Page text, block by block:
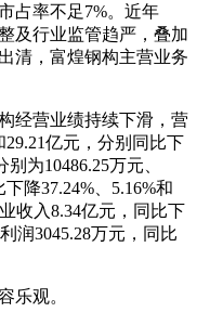
占率不足7%。近年
及行业监管趋严，叠加
清，富煌钢构主营业务
营业绩持续下滑，营
29.21亿元，分别同比下
为10486.25万元、
降37.24%、5.16%和
收入8.34亿元，同比下
润3045.28万元，同比
观。